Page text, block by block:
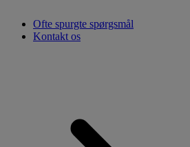
Ofte spurgte spørgsmål
Kontakt os